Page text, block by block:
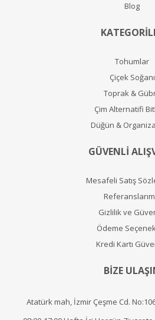
Blog
Tohumlar
Çiçek Soğanı
Toprak &
Çim Alternatifi
Düğün &
GÜVENLİ
Mesafeli Satış
Gizlilik ve
Ödeme
Kredi Kartı
BİZE
Atatürk mah, İzmir Çeşme Cd.